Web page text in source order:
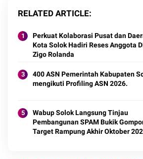
RELATED ARTICLE
Perkuat Kolaborasi Pusat dan
Kota Solok Hadiri Reses Anggota
Zigo Rolanda
400 ASN Pemerintah Kabupaten
mengikuti Profiling ASN 2026.
Wabup Solok Langsung Tinjau
Pembangunan SPAM Bukik
Target Rampung Akhir Oktober